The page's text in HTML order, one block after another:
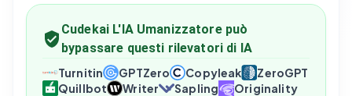
Cudekai L'IA Umanizzatore può
bypassare questi rilevatori di IA
Turnitin GPTZero Copyleak
ZeroGPT
Quillbot
Writer Sapling Originality